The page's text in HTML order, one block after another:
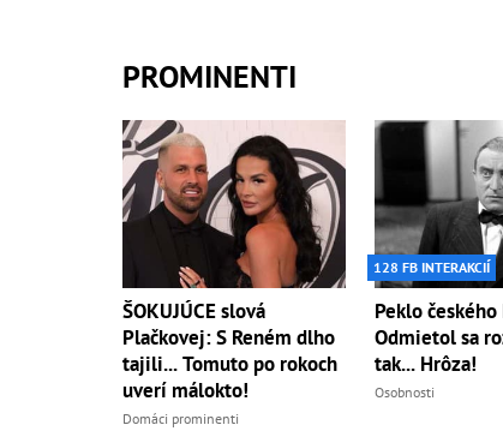
PROMINENTI
ŠOKUJÚCE slová
Plačkovej: S Reném dlho
tajili... Tomuto po rokoch
uverí málokto!
Domáci prominenti
128 FB INTERAKCIÍ
Peklo českého
Odmietol sa
tak... Hrôza!
Osobnosti